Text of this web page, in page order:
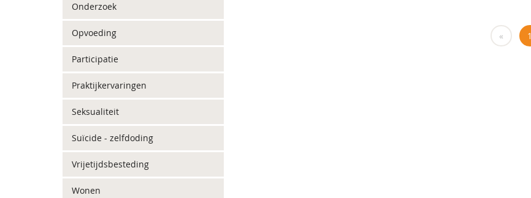
Onderzoek
Opvoeding
Participatie
Praktijkervaringen
Seksualiteit
Suïcide - zelfdoding
Vrijetijdsbesteding
Wonen
« 1